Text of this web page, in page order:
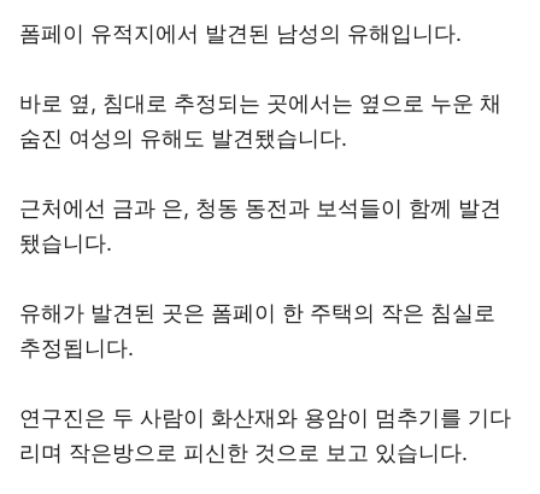
폼페이 유적지에서 발견된 남성의 유해입니다.
바로 옆, 침대로 추정되는 곳에서는 옆으로 누운 채
숨진 여성의 유해도 발견됐습니다.
근처에선 금과 은, 청동 동전과 보석들이 함께 발견
됐습니다.
유해가 발견된 곳은 폼페이 한 주택의 작은 침실로
추정됩니다.
연구진은 두 사람이 화산재와 용암이 멈추기를 기다
리며 작은방으로 피신한 것으로 보고 있습니다.